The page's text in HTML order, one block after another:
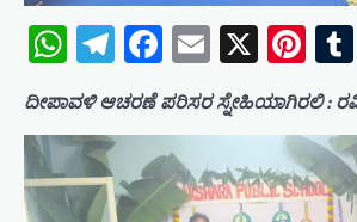
WhatsApp
Telegram
Facebook
Email
X
ದೀಪಾವಳಿ ಆಚರಣೆ ಪರಿಸರ ಸ್ನೇಹಿಯಾಗಿರಲಿ :